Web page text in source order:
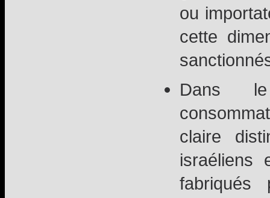
ou
cette
Dans
claire
israéliens
fabriqués